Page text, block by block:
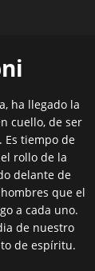
ha llegado la
cuello, de ser
Es tiempo de
rollo de la
delante de
que el
a cada uno.
de nuestro
de espíritu.